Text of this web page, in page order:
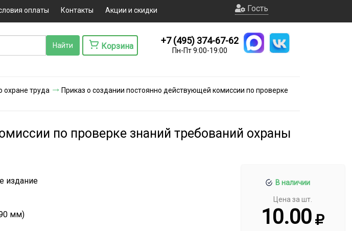
оплаты Контакты Акции и скидки Гость
Корзина
+7 (495) 374-67-62
Пн-Пт 9:00-19:00
охране труда
Приказ о создании постоянно действующей комиссии по проверке
по проверке знаний требований охраны
В наличии
Цена за шт.
10.00
издание
мм)